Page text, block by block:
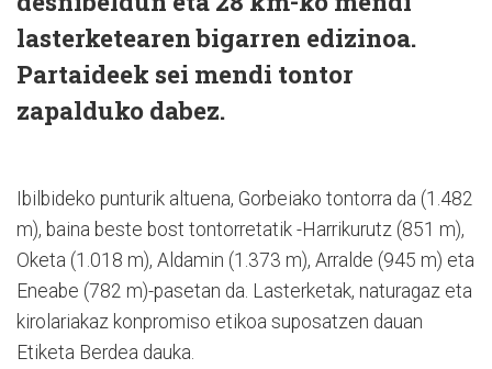
lasterketearen bigarren edizinoa.
Partaideek sei mendi tontor
zapalduko dabez.
Ibilbideko punturik altuena, Gorbeiako tontorra da (1.482
m), baina beste bost tontorretatik -Harrikurutz (851 m),
Oketa (1.018 m), Aldamin (1.373 m), Arralde (945 m) eta
Eneabe (782 m)-pasetan da. Lasterketak, naturagaz eta
kirolariakaz konpromiso etikoa suposatzen dauan
Etiketa Berdea dauka.